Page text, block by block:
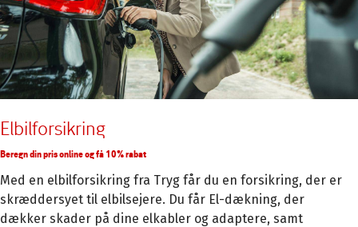
Elbilforsikring
Beregn din pris online og få 10% rabat
Med en elbilforsikring fra Tryg får du en forsikring, der er
skræddersyet til elbilsejere. Du får El-dækning, der
dækker skader på dine elkabler og adaptere, samt